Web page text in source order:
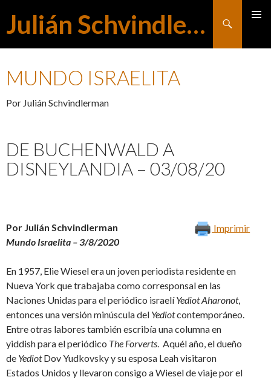
Julián Schvindlerman
Buscar
MUNDO ISRAELITA
Por Julián Schvindlerman
DE BUCHENWALD A
DISNEYLANDIA – 03/08/20
Imprimir
Por Julián Schvindlerman
Mundo Israelita – 3/8/2020
En 1957, Elie Wiesel era un joven periodista residente en
Nueva York que trabajaba como corresponsal en las
Naciones Unidas para el periódico israelíYediot Aharonot,
entonces una versión minúscula del Yediotcontemporáneo.
Entre otras labores también escribía una columna en
yiddish para el periódico The Forverts . Aquél año, el dueño
de YediotDov Yudkovsky y su esposa Leah visitaron
Estados Unidos y llevaron consigo a Wiesel de viaje por el